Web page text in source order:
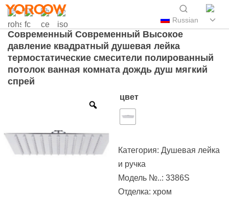
Russian
Современный Современный Высокое
давление квадратный душевая лейка
термостатические смесители полированный
потолок ванная комната дождь душ мягкий
спрей
цвет
Категория:Душевая лейка
и ручка
Модель №..: 3386S
Отделка: хром